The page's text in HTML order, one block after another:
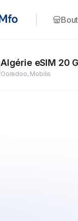
Algérie eSIM 20
Ooredoo, Mobilis